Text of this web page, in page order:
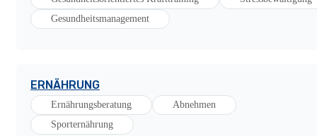
Gesundheitsmanagement
ERNÄHRUNG
Ernährungsberatung
Abnehmen
Sporternährung